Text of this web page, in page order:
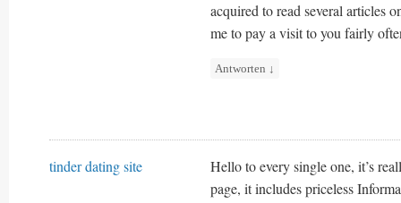
acquired to read several articles
me to pay a visit to you fairly
Antworten ↓
tinder dating site
Hello to every single one, it’s
page, it includes priceless